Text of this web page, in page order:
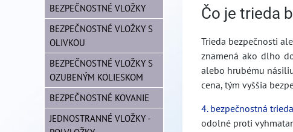
Čo je trieda
Trieda bezpečnosti
znamená ako dlho
alebo hrubému
cena, tým vyššia
4. bezpečnostná trieda
odolné proti
BEZPEČNOSTNÉ VLOŽKY
BEZPEČNOSTNÉ VLOŽKY S
OLIVKOU
BEZPEČNOSTNÉ VLOŽKY S
OZUBENÝM KOLIESKOM
BEZPEČNOSTNÉ KOVANIE
JEDNOSTRANNÉ VLOŽKY -